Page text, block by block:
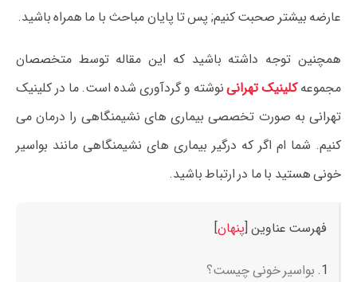
عارضه بیشتر صحبت کنیم; پس تا پایان مباحث با ما همراه باشید.
همچنین توجه داشته باشید که این مقاله توسط متخصصان
مجموعهکلینیک تهرانینوشته و گردآوری شده است. ما در کلینیک
تهرانی به صورت تخصصی بیماری های نشیمنگاهی را درمان می
کنیم. شما ام اگر که درگیر بیماری های نشیمنگاهی مانند بواسیر
خونی هستید با ما در ارتباط باشید.
فهرست عناوین [پنهان]
بواسیر خونی چیست؟